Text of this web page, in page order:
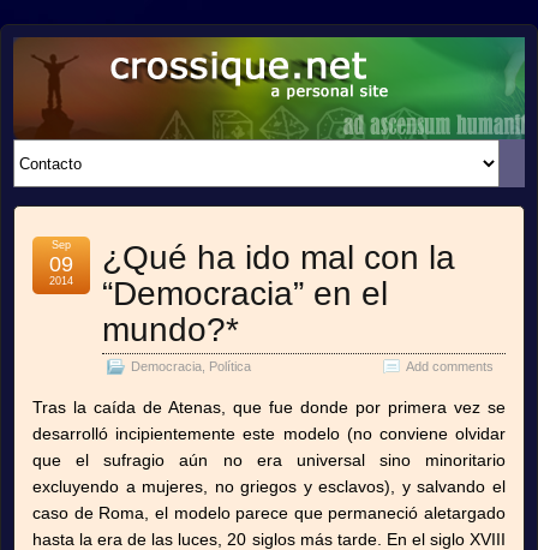
crossique.net
A PERSONAL SITE
¿Qué ha ido mal con la
“Democracia” en el
mundo?*
Democracia Política Add comments
Sep
09
2014
Tras la caída de Atenas, que fue donde por primera vez se
desarrolló incipientemente este modelo (no conviene olvidar
que el sufragio aún no era universal sino minoritario
excluyendo a mujeres, no griegos y esclavos), y salvando el
caso de Roma, el modelo parece que permaneció aletargado
hasta la era de las luces, 20 siglos más tarde. En el siglo XVIII